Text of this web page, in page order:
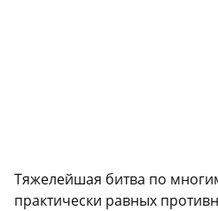
Тяжелейшая битва по
практически равных